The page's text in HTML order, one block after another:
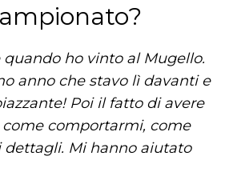
ho vinto al Mugello.
anno che stavo lì davanti e
Poi il fatto di avere
comportarmi, come
dettagli. Mi hanno aiutato